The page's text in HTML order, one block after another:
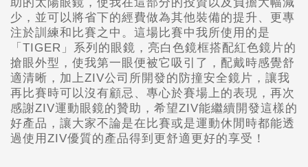
少，並可以將省下的經費做為其他裝備的提升、更專
注於訓練和比賽之中。這場比賽中我所使用的是
「TIGER」系列的眼鏡，亮白色鏡框搭配紅色鏡片的
搶眼外型，使我第一眼便被它吸引了，配戴時感覺舒
適清晰，加上ZIV公司所開發的防撞安全鏡片，讓我
再比賽時可以沒有顧忌、專心於賽場上的表現，再次
感謝ZIV運動眼鏡的贊助，希望ZIV能繼續開發這樣的
好產品，讓大家不論是在比賽或是運動休閒時都能透
過使用ZIV優質的產品得到更舒適更好的享受！